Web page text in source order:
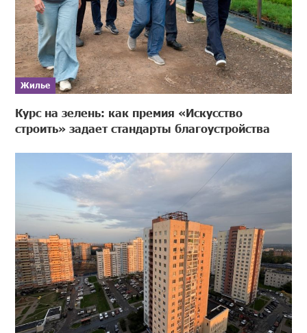
Жилье
Курс на зелень: как премия «Искусство
строить» задает стандарты благоустройства